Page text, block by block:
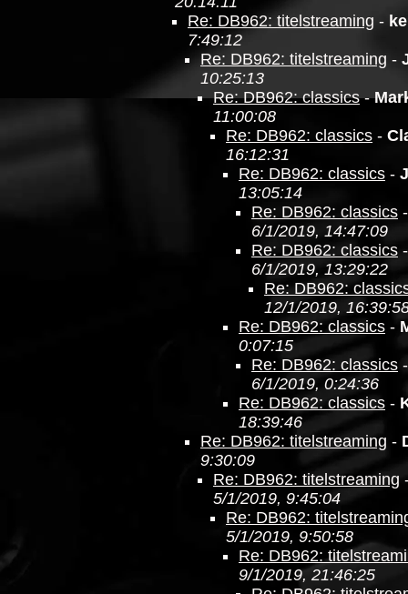
Re: DB962: titelstreaming -
7:49:12
Re: DB962: titelstreaming -
10:25:13
Re: DB962: classics-
11:00:08
Re: DB962: classics -
16:12:31
Re: DB962: classics -
13:05:14
Re: DB962: classics
6/1/2019, 14:47:09
Re: DB962: classics
6/1/2019, 13:29:22
Re: DB962:
12/1/2019,
Re: DB962: classics -
0:07:15
Re: DB962: classics
6/1/2019, 0:24:36
Re: DB962: classics -
18:39:46
Re: DB962: titelstreaming -
9:30:09
Re: DB962: titelstreaming
5/1/2019, 9:45:04
Re: DB962:
5/1/2019, 9:50:58
Re: DB962:
9/1/2019, 21:46:25